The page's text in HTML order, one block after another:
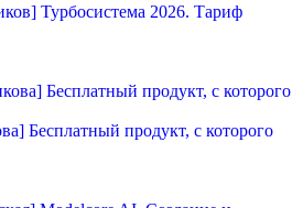
Турбосистема 2026. Тариф
Бесплатный продукт, с которого